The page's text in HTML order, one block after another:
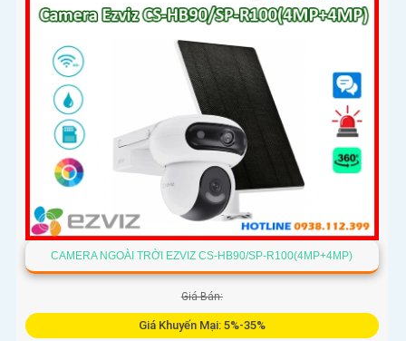
CAMERA NGOÀI TRỜI EZVIZ CS-HB90/SP-R100(4MP+4MP)
Giá Bán:
Giá Khuyến Mại: 5%-35%